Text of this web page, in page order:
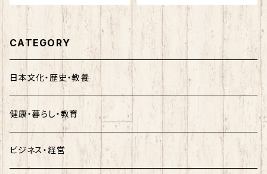
CATEGORY
日本文化・歴史・教養
健康・暮らし・教育
ビジネス・経営